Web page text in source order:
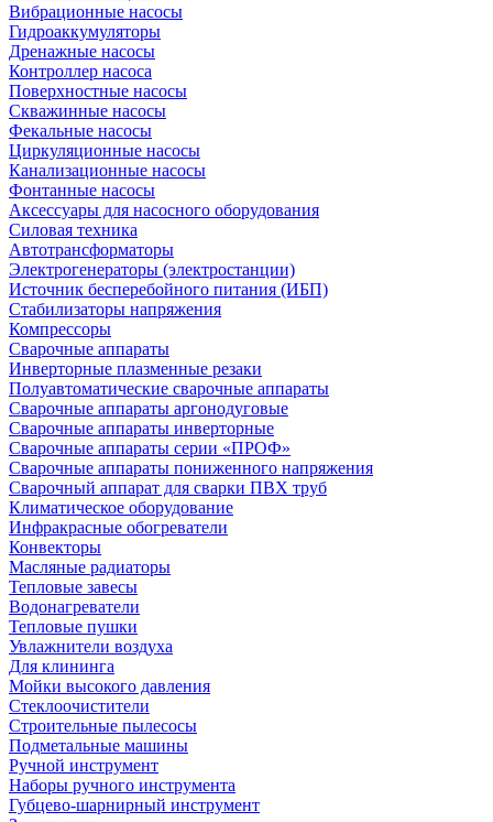
Вибрационные насосы
Гидроаккумуляторы
Дренажные насосы
Контроллер насоса
Поверхностные насосы
Скважинные насосы
Фекальные насосы
Циркуляционные насосы
Канализационные насосы
Фонтанные насосы
Аксессуары для насосного оборудования
Силовая техника
Автотрансформаторы
Электрогенераторы (электростанции)
Источник бесперебойного питания (ИБП)
Стабилизаторы напряжения
Компрессоры
Сварочные аппараты
Инверторные плазменные резаки
Полуавтоматические сварочные аппараты
Сварочные аппараты аргонодуговые
Сварочные аппараты инверторные
Сварочные аппараты серии «ПРОФ»
Сварочные аппараты пониженного напряжения
Сварочный аппарат для сварки ПВХ труб
Климатическое оборудование
Инфракрасные обогреватели
Конвекторы
Масляные радиаторы
Тепловые завесы
Водонагреватели
Тепловые пушки
Увлажнители воздуха
Для клининга
Мойки высокого давления
Стеклоочистители
Строительные пылесосы
Подметальные машины
Ручной инструмент
Наборы ручного инструмента
Губцево-шарнирный инструмент